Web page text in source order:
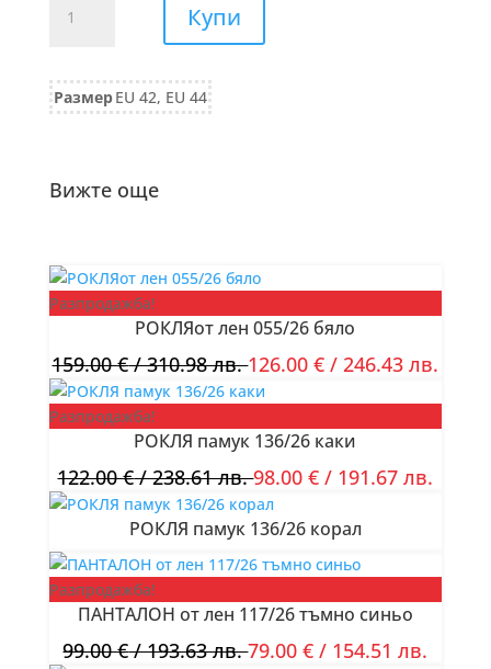
114/23
Купи
РазмерEU 42, EU 44
Вижте още
Разпродажба!
РОКЛЯот лен 055/26 бяло
159.00€/ 310.98 лв.126.00€ / 246.43 лв.
Разпродажба!
РОКЛЯ памук 136/26 каки
122.00€/ 238.61 лв.98.00€ / 191.67 лв.
РОКЛЯ памук 136/26 корал
Разпродажба!
ПАНТАЛОН от лен 117/26 тъмно синьо
99.00€/ 193.63 лв.79.00€ / 154.51 лв.